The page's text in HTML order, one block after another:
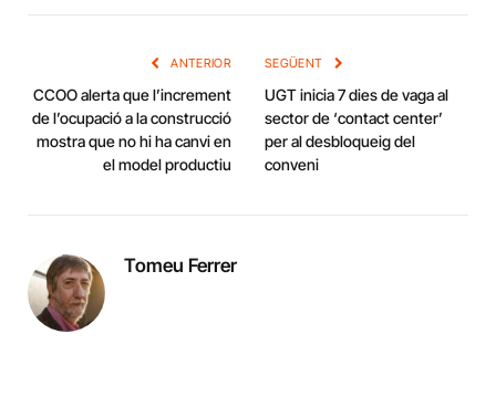
ANTERIOR
CCOO alerta que l’increment
de l’ocupació a la construcció
mostra que no hi ha canvi en
el model productiu
SEGÜENT
UGT inicia 7 dies de vaga al
sector de ‘contact center’
per al desbloqueig del
conveni
Tomeu Ferrer